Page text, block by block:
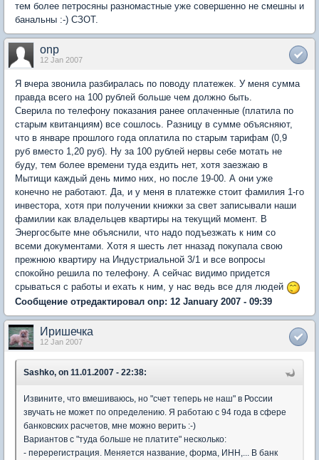
тем более петросяны разномастные уже совершенно не смешны и
банальны :-) СЗОТ.
onp
12 Jan 2007
Я вчера звонила разбиралась по поводу платежек. У меня сумма
правда всего на 100 рублей больше чем должно быть.
Сверила по телефону показания ранее оплаченные (платила по
старым квитанциям) все сошлось. Разницу в сумме объясняют,
что в январе прошлого года оплатила по старым тарифам (0,9
руб вместо 1,20 руб). Ну за 100 рублей нервы себе мотать не
буду, тем более времени туда ездить нет, хотя заезжаю в
Мытищи каждый день мимо них, но после 19-00. А они уже
конечно не работают. Да, и у меня в платежке стоит фамилия 1-го
инвестора, хотя при получении книжки за свет записывали наши
фамилии как владельцев квартиры на текущий момент. В
Энергосбыте мне объяснили, что надо подъезжать к ним со
всеми документами. Хотя я шесть лет нназад покупала свою
прежнюю квартиру на Индустриальной 3/1 и все вопросы
спокойно решила по телефону. А сейчас видимо придется
срываться с работы и ехать к ним, у нас ведь все для людей
Сообщение отредактировал onp: 12 January 2007 - 09:39
Иришечка
12 Jan 2007
Sashko, on 11.01.2007 - 22:38:
Извините, что вмешиваюсь, но "счет теперь не наш" в России
звучать не может по определению. Я работаю с 94 года в сфере
банковских расчетов, мне можно верить :-)
Вариантов с "туда больше не платите" несколько:
- перерегистрация. Меняется название, форма, ИНН,... В банк